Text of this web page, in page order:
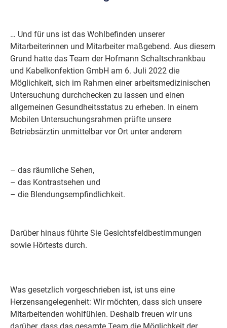
… Und für uns ist das Wohlbefinden unserer
Mitarbeiterinnen und Mitarbeiter maßgebend. Aus diesem
Grund hatte das Team der Hofmann Schaltschrankbau
und Kabelkonfektion GmbH am 6. Juli 2022 die
Möglichkeit, sich im Rahmen einer arbeitsmedizinischen
Untersuchung durchchecken zu lassen und einen
allgemeinen Gesundheitsstatus zu erheben. In einem
Mobilen Untersuchungsrahmen prüfte unsere
Betriebsärztin unmittelbar vor Ort unter anderem
– das räumliche Sehen,
– das Kontrastsehen und
– die Blendungsempfindlichkeit.
Darüber hinaus führte Sie Gesichtsfeldbestimmungen
sowie Hörtests durch.
Was gesetzlich vorgeschrieben ist, ist uns eine
Herzensangelegenheit: Wir möchten, dass sich unsere
Mitarbeitenden wohlfühlen. Deshalb freuen wir uns